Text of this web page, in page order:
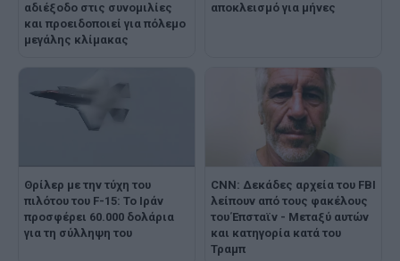
αδιέξοδο στις συνομιλίες
και προειδοποιεί για πόλεμο
μεγάλης κλίμακας
αποκλεισμό για μήνες
Θρίλερ με την τύχη του
πιλότου του F-15: Το Ιράν
προσφέρει 60.000 δολάρια
για τη σύλληψη του
CNN: Δεκάδες αρχεία του FBI
λείπουν από τους φακέλους
του Έπσταϊν - Μεταξύ αυτών
και κατηγορία κατά του
Τραμπ